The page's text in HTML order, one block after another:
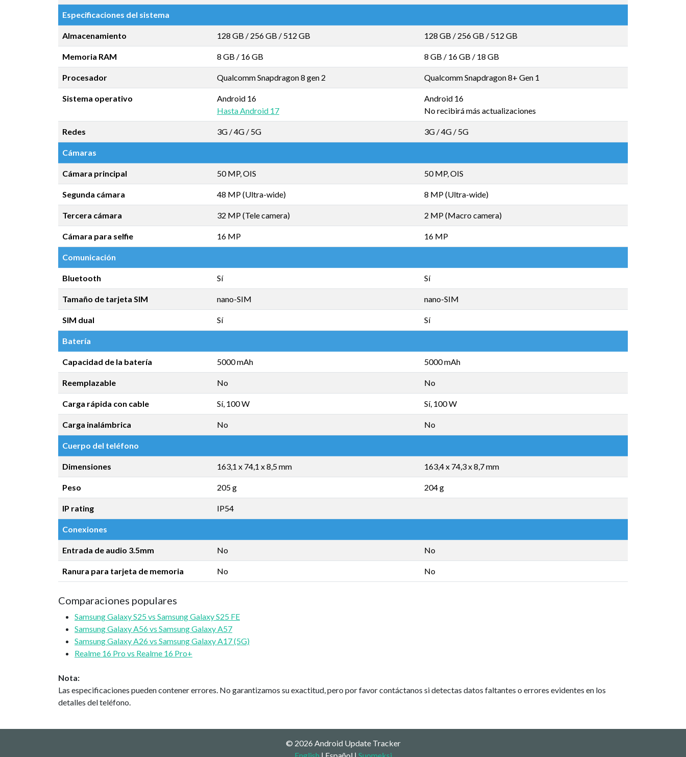
Especificaciones del sistema
Almacenamiento 128 GB / 256 GB / 512 GB 128 GB / 256 GB / 512 GB
Memoria RAM 8 GB / 16 GB 8 GB / 16 GB / 18 GB
Procesador Qualcomm Snapdragon 8 gen 2 Qualcomm Snapdragon 8+ Gen 1
Sistema operativo
Android 16
Hasta Android 17
Android 16
No recibirá más actualizaciones
Redes 3G / 4G / 5G 3G / 4G / 5G
Cámaras
Cámara principal 50 MP, OIS 50 MP, OIS
Segunda cámara 48 MP (Ultra-wide) 8 MP (Ultra-wide)
Tercera cámara 32 MP (Tele camera) 2 MP (Macro camera)
Cámara para selfie 16 MP 16 MP
Comunicación
Bluetooth Sí Sí
Tamaño de tarjeta SIM nano-SIM nano-SIM
SIM dual Sí Sí
Batería
Capacidad de la batería 5000 mAh 5000 mAh
Reemplazable No No
Carga rápida con cable Sí, 100 W Sí, 100 W
Carga inalámbrica No No
Cuerpo del teléfono
Dimensiones 163,1 x 74,1 x 8,5 mm 163,4 x 74,3 x 8,7 mm
Peso 205 g 204 g
IP rating IP54
Conexiones
Entrada de audio 3.5mm No No
Ranura para tarjeta de memoria No No
Comparaciones populares
Samsung Galaxy S25 vs Samsung Galaxy S25 FE
Samsung Galaxy A56 vs Samsung Galaxy A57
Samsung Galaxy A26 vs Samsung Galaxy A17 (5G)
Realme 16 Pro vs Realme 16 Pro+
Nota:
Las especificaciones pueden contener errores. No garantizamos su exactitud, pero por favor contáctanos si detectas datos faltantes o errores evidentes en los
detalles del teléfono.
© 2026 Android Update Tracker